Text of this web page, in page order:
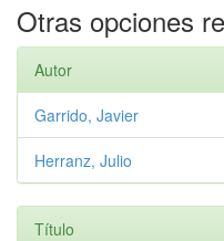
Otras opciones
Autor
Garrido, Javier
Herranz, Julio
Título